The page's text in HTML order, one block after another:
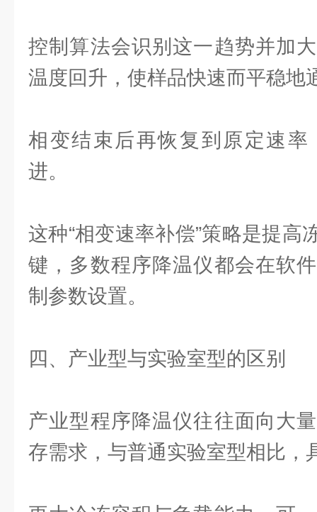
控制算法会识别这一趋势并加
温度回升，使样品快速而平稳地
相变结束后再恢复到原定速率
进。
这种“相变速率补偿”策略是提高
键，多数程序降温仪都会在软
制参数设置。
四、产业型与实验室型的区别
产业型程序降温仪往往面向大
存需求，与普通实验室型相比，